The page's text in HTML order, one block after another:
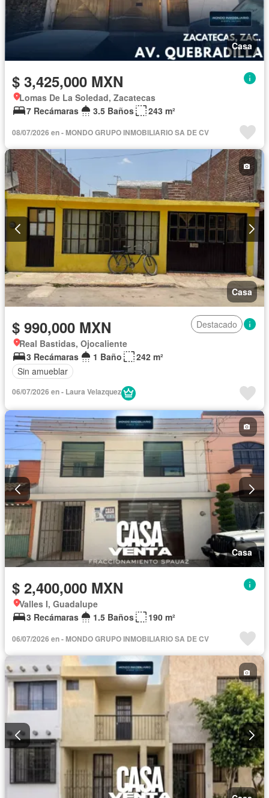
Casa
$ 3,425,000 MXN
Lomas De La Soledad, Zacatecas
7 Recámaras
3.5 Baños 243 m²
08/07/2026 en - MONDO GRUPO INMOBILIARIO SA DE CV
Casa
$ 990,000 MXN
Destacado
Real Bastidas, Ojocaliente
3 Recámaras
1 Baño
242 m²
Sin amueblar
06/07/2026 en - Laura Velazquez
Casa
$ 2,400,000 MXN
Valles I, Guadalupe
3 Recámaras
1.5 Baños 190 m²
06/07/2026 en - MONDO GRUPO INMOBILIARIO SA DE CV